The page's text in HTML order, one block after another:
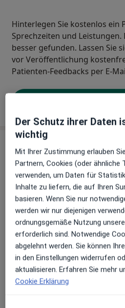
Hinterlegen Sie kostenlos ein
Sprechzeiten und Leistungen.
besser gefunden. Lassen Sie
vor Veröffentlichung
Patienten-Feedbacks per E-
Praxis Dr.med.vet.
Schwestergasse 26,84034
Zu Google
Verfügbarkeit
Dr. med. vet. Stefan Schmid
Standort über Jameda keine
Terminbuchung an
Der Schutz ihrer Daten
wichtig
Mit Ihrer Zustimmung erlauben
Partnern, Cookies (oder ähnliche
verwenden, um Daten für
Inhalte zu liefern, die auf Ihren
basieren. Wenn Sie nur
werden wir nur diejenigen
ordnungsgemäße Nutzung
erforderlich sind. Notwendige
abgelehnt werden. Sie können
in den Einstellungen widerrufen
aktualisieren. Erfahren Sie mehr
Cookie Erklärung